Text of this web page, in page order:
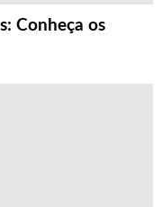
Conheça os